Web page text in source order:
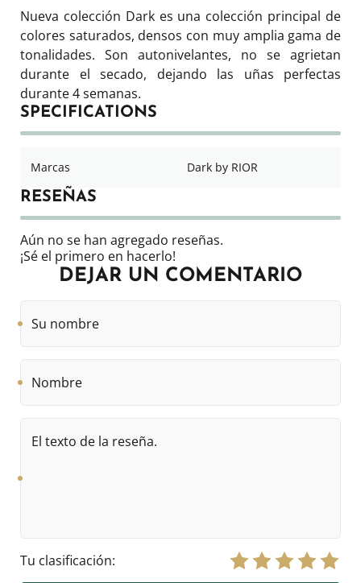
Nueva colección Dark es una colección principal de
colores saturados, densos con muy amplia gama de
tonalidades. Son autonivelantes, no se agrietan
durante el secado, dejando las uñas perfectas
durante 4 semanas.
SPECIFICATIONS
Marcas Dark by RIOR
RESEÑAS
Aún no se han agregado reseñas.
¡Sé el primero en hacerlo!
DEJAR UN COMENTARIO
nombre
texto
la
Tu clasificación: